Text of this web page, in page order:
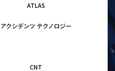
ATLAS
アクシデンツ テクノロジー
CNT